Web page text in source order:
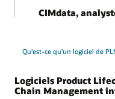
CIMdata,
Qu'est-ce qu'un logiciel de
Logiciels Product
Chain Management